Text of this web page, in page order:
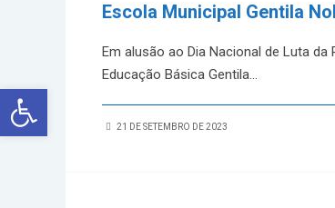
Abrir a barra de ferramentas
Escola Municipal Gentila
Em alusão ao Dia Nacional de Luta
Educação Básica Gentila...
21 DE SETEMBRO DE 2023